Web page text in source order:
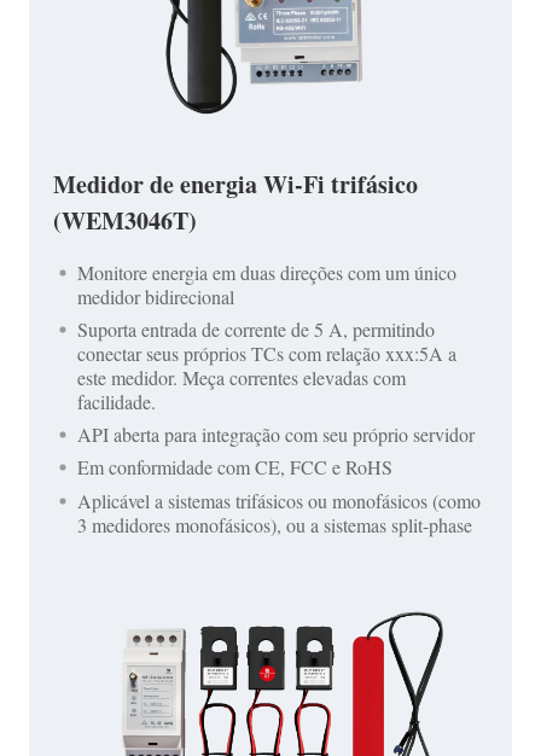
Medidor de energia Wi-Fi trifásico
(WEM3046T)
Monitore energia em duas direções com um único
medidor bidirecional
Suporta entrada de corrente de 5 A, permitindo
conectar seus próprios TCs com relação xxx:5A a
este medidor. Meça correntes elevadas com
facilidade.
API aberta para integração com seu próprio servidor
Em conformidade com CE, FCC e RoHS
Aplicável a sistemas trifásicos ou monofásicos (como
3 medidores monofásicos), ou a sistemas split-phase